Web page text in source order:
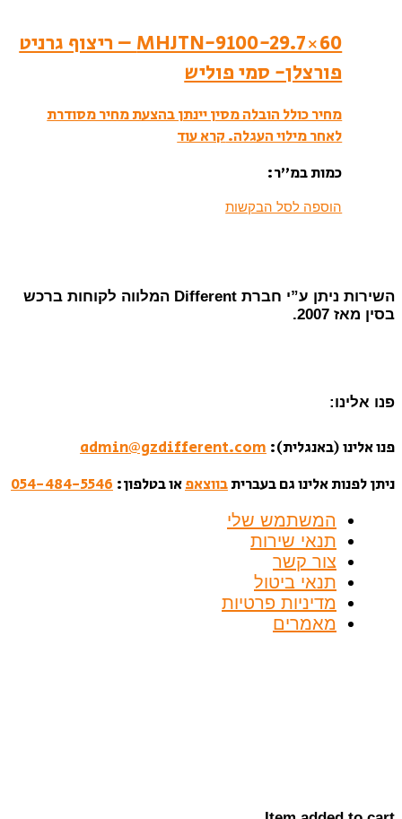
MHJTN-9100-29.7×60 – ריצוף גרניט
פורצלן- סמי פוליש
מחיר כולל הובלה מסין יינתן בהצעת מחיר מסודרת
לאחר מילוי העגלה.קרא עוד
כמות במ”ר:
הוספה לסל הבקשות
השירות ניתן ע”י חברת Different המלווה לקוחות ברכש
בסין מאז 2007.
פנו אלינו:
פנו אלינו (באנגלית): admin@gzdifferent.com
ניתן לפנות אלינו גם בעבריתבווצאפאו בטלפון: 054-484-5546
המשתמש שלי
תנאי שירות
צור קשר
תנאי ביטול
מדיניות פרטיות
מאמרים